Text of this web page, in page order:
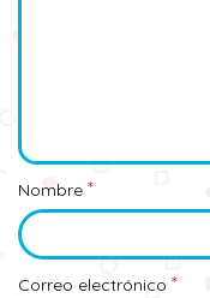
Nombre *
Correo electrónico *